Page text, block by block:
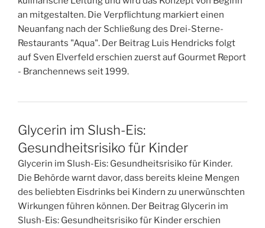
an mitgestalten. Die Verpflichtung markiert einen
Neuanfang nach der Schließung des Drei-Sterne-
Restaurants "Aqua". Der Beitrag Luis Hendricks folgt
auf Sven Elverfeld erschien zuerst auf Gourmet Report
- Branchennews seit 1999.
Glycerin im Slush-Eis:
Gesundheitsrisiko für Kinder
Glycerin im Slush-Eis: Gesundheitsrisiko für Kinder.
Die Behörde warnt davor, dass bereits kleine Mengen
des beliebten Eisdrinks bei Kindern zu unerwünschten
Wirkungen führen können. Der Beitrag Glycerin im
Slush-Eis: Gesundheitsrisiko für Kinder erschien